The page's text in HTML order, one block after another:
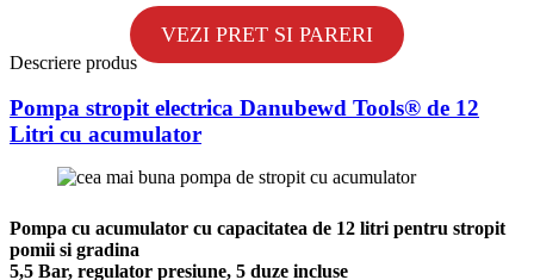
VEZI PRET SI PARERI
Descriere produs
Pompa stropit electrica Danubewd Tools® de 12
Litri cu acumulator
Pompa cu acumulator cu capacitatea de 12 litri pentru stropit
pomii si gradina
5,5 Bar, regulator presiune, 5 duze incluse